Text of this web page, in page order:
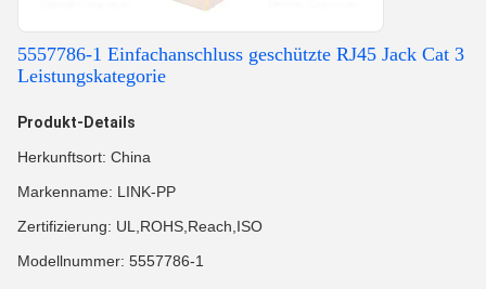
5557786-1 Einfachanschluss geschützte RJ45 Jack Cat 3
Leistungskategorie
Produkt-Details
Herkunftsort: China
Markenname: LINK-PP
Zertifizierung: UL,ROHS,Reach,ISO
Modellnummer: 5557786-1